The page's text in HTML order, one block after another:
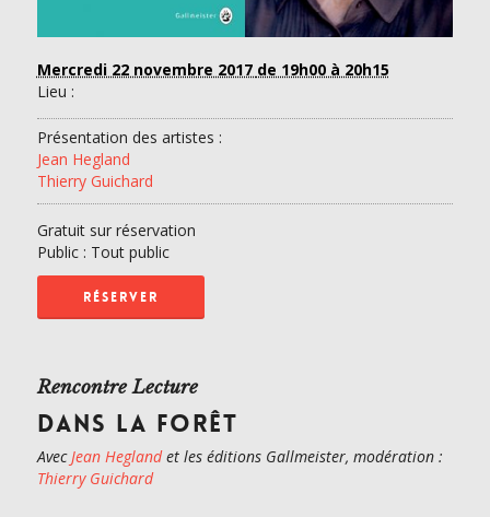
Mercredi 22 novembre 2017 de 19h00 à 20h15
Lieu :
Présentation des artistes :
Jean Hegland
Thierry Guichard
Gratuit sur réservation
Public : Tout public
RÉSERVER
Rencontre Lecture
DANS LA FORÊT
Avec Jean Heglandet les éditions Gallmeister, modération :
Thierry Guichard